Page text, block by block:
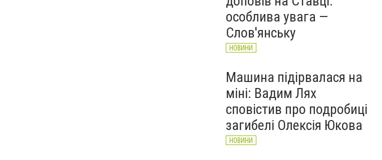
особлива увага —
Слов'янську
НОВИНИ
Машина підірвалася на
міні: Вадим Лях
сповістив про подробиці
загибелі Олексія Юкова
НОВИНИ